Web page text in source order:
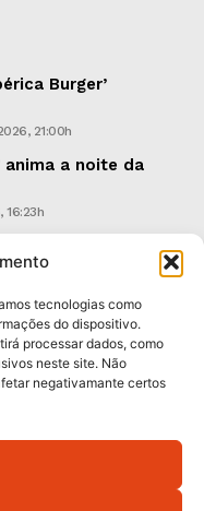
tecnologias como
do dispositivo.
processar dados, como
neste site. Não
negativamante certos
Burger’
21:00h
anima a noite da
16:23h